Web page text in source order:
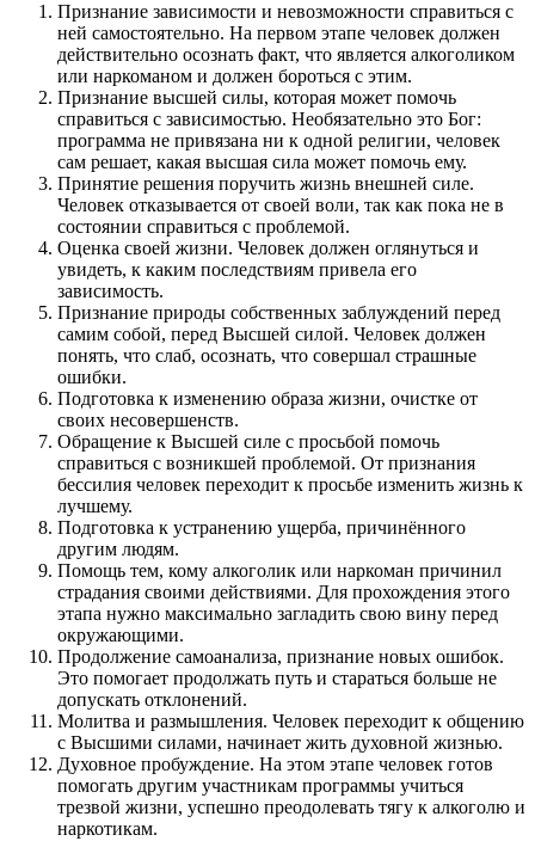
Признание зависимости и невозможности справиться с
ней самостоятельно. На первом этапе человек должен
действительно осознать факт, что является алкоголиком
или наркоманом и должен бороться с этим.
Признание высшей силы, которая может помочь
справиться с зависимостью. Необязательно это Бог:
программа не привязана ни к одной религии, человек
сам решает, какая высшая сила может помочь ему.
Принятие решения поручить жизнь внешней силе.
Человек отказывается от своей воли, так как пока не в
состоянии справиться с проблемой.
Оценка своей жизни. Человек должен оглянуться и
увидеть, к каким последствиям привела его
зависимость.
Признание природы собственных заблуждений перед
самим собой, перед Высшей силой. Человек должен
понять, что слаб, осознать, что совершал страшные
ошибки.
Подготовка к изменению образа жизни, очистке от
своих несовершенств.
Обращение к Высшей силе с просьбой помочь
справиться с возникшей проблемой. От признания
бессилия человек переходит к просьбе изменить жизнь к
лучшему.
Подготовка к устранению ущерба, причинённого
другим людям.
Помощь тем, кому алкоголик или наркоман причинил
страдания своими действиями. Для прохождения этого
этапа нужно максимально загладить свою вину перед
окружающими.
Продолжение самоанализа, признание новых ошибок.
Это помогает продолжать путь и стараться больше не
допускать отклонений.
Молитва и размышления. Человек переходит к общению
с Высшими силами, начинает жить духовной жизнью.
Духовное пробуждение. На этом этапе человек готов
помогать другим участникам программы учиться
трезвой жизни, успешно преодолевать тягу к алкоголю и
наркотикам.